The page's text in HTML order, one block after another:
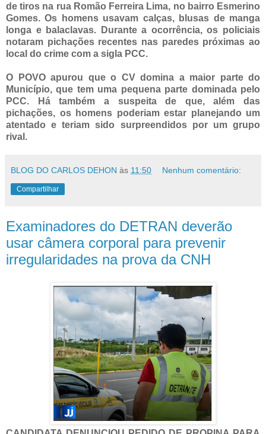
de tiros na rua Romão Ferreira Lima, no bairro Esmerino
Gomes. Os homens usavam calças, blusas de manga
longa e balaclavas. Durante a ocorrência, os policiais
notaram pichações recentes nas paredes próximas ao
local do crime com a sigla PCC.⁠
O POVO apurou que o CV domina a maior parte do
Município, que tem uma pequena parte dominada pelo
PCC. Há também a suspeita de que, além das
pichações, os homens poderiam estar planejando um
atentado e teriam sido surpreendidos por um grupo
rival.⁠
BLOG DO CARLOS DEHON às 11:50 Nenhum comentário:
Compartilhar
Examinadores do DETRAN deverão
usar câmera corporal para prevenir
irregularidades na prova da CNH